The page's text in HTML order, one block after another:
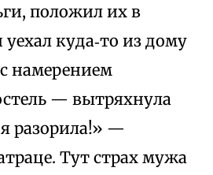
положил их в
куда‑то из дому
намерением
— вытряхнула
разорила!» —
Тут страх мужа